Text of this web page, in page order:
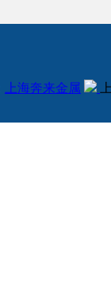
上海奔来金属